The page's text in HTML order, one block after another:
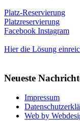
Platz-Reservierung
Platzreservierung
Facebook Instagram
Hier die Lösung
Neueste
Impressum
Web by